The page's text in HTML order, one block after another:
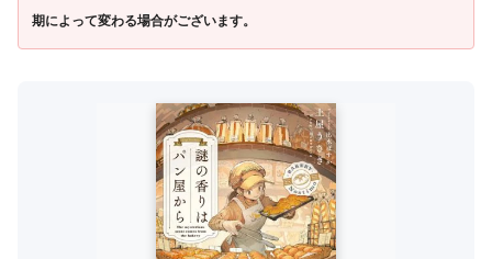
期によって変わる場合がございます。